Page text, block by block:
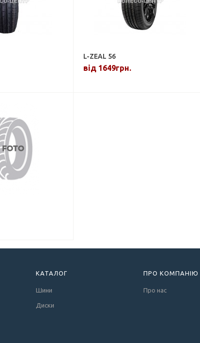
L-ZEAL 56
від 1649грн.
КАТАЛОГ
Шини
Диски
ПРО КОМПАНІЮ
Про нас